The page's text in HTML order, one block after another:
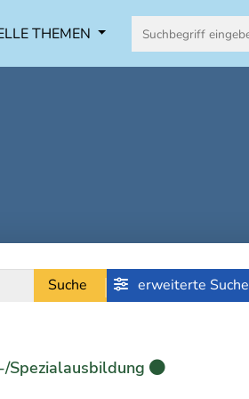
THEMEN
Suche erweiterte Suche
Spezialausbildung